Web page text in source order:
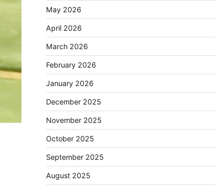
May 2026
April 2026
March 2026
February 2026
January 2026
December 2025
November 2025
October 2025
September 2025
August 2025